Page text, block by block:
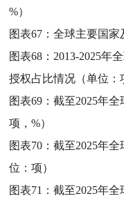
%）
图表67：全球主要国家
图表68： 2013-2025年
授权占比情况（单位：
图表69：截至2025年全
项，%）
图表70：截至2025年
位：项）
图表71：截至2025年